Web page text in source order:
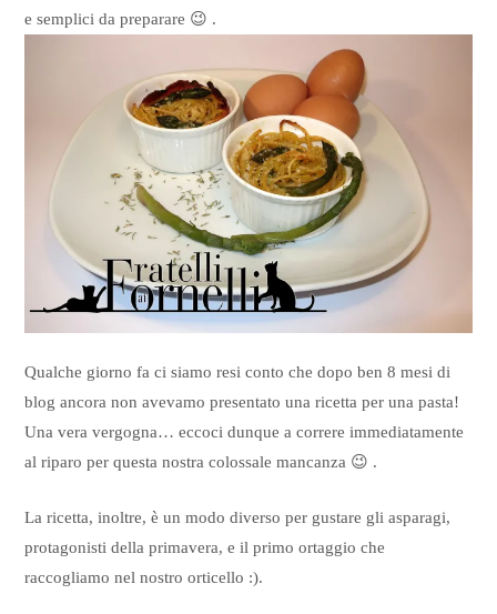
e semplici da preparare 😉 .
Qualche giorno fa ci siamo resi conto che dopo ben 8 mesi di
blog ancora non avevamo presentato una ricetta per una pasta!
Una vera vergogna… eccoci dunque a correre immediatamente
al riparo per questa nostra colossale mancanza 😉 .
La ricetta, inoltre, è un modo diverso per gustare gli asparagi,
protagonisti della primavera, e il primo ortaggio che
raccogliamo nel nostro orticello :).